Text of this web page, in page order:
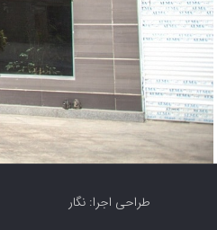
طراحی اجرا: نگار